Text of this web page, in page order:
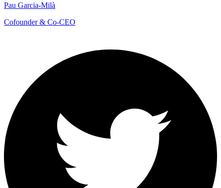
Pau Garcia-Milà
Cofounder & Co-CEO